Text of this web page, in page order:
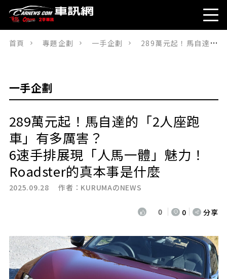
首頁 專題企劃 一手企劃 289萬元起！馬自達的「2人座跑車」有多厲害？6速手排展現「人馬一體」魅力！Roadster的真本事是什麼
一手企劃
289萬元起！馬自達的「2人座跑
車」有多厲害？
6速手排展現「人馬一體」魅力！
Roadster的真本事是什麼
2025.09.28 作者： KURUMAのNEWS
0 0 分享